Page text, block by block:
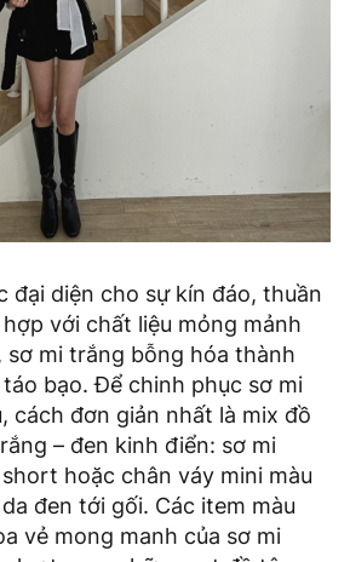
đại diện cho sự kín đáo, thuần
với chất liệu mỏng mảnh
mi trắng bỗng hóa thành
bạo. Để chinh phục sơ mi
cách đơn giản nhất là mix đồ
– đen kinh điển: sơ mi
hoặc chân váy mini màu
đen tới gối. Các item màu
vẻ mong manh của sơ mi